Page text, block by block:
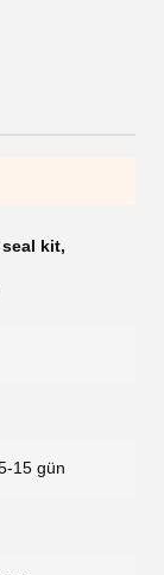
kit,
15 gün